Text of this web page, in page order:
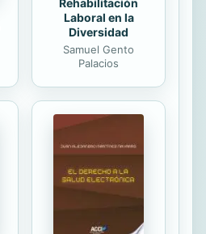
Rehabilitación
Laboral en la
Diversidad
Samuel Gento
Palacios